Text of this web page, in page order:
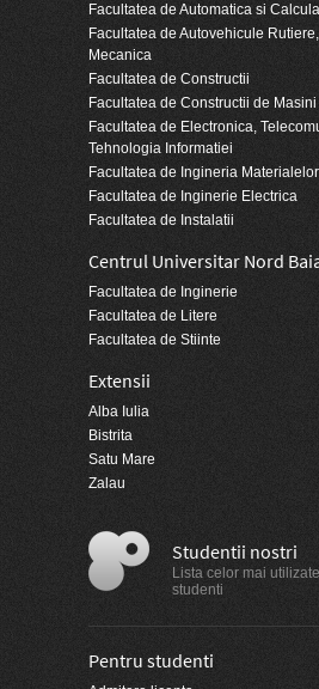
Facultatea de Automatica si
Facultatea de Autovehicule
Mecanica
Facultatea de Constructii
Facultatea de Constructii de Masini
Facultatea de Electronica,
Tehnologia Informatiei
Facultatea de Ingineria
Facultatea de Inginerie Electrica
Facultatea de Instalatii
Centrul Universitar Nord
Facultatea de Inginerie
Facultatea de Litere
Facultatea de Stiinte
Extensii
Alba Iulia
Bistrita
Satu Mare
Zalau
Studentii nostri
Lista celor mai
studenti
Pentru studenti